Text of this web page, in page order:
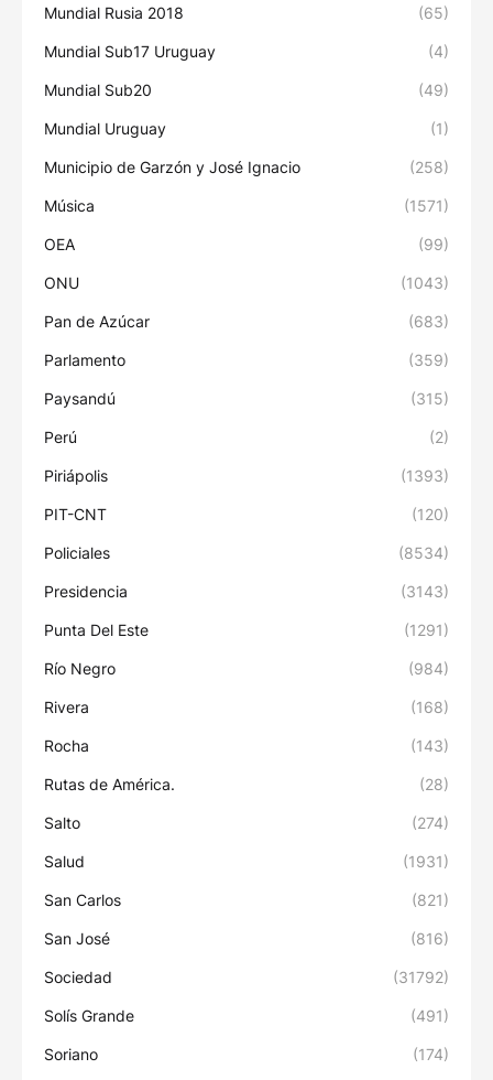
Mundial Rusia 2018 (65)
Mundial Sub17 Uruguay (4)
Mundial Sub20 (49)
Mundial Uruguay (1)
Municipio de Garzón y José Ignacio (258)
Música (1571)
OEA (99)
ONU (1043)
Pan de Azúcar (683)
Parlamento (359)
Paysandú (315)
Perú (2)
Piriápolis (1393)
PIT-CNT (120)
Policiales (8534)
Presidencia (3143)
Punta Del Este (1291)
Río Negro (984)
Rivera (168)
Rocha (143)
Rutas de América. (28)
Salto (274)
Salud (1931)
San Carlos (821)
San José (816)
Sociedad (31792)
Solís Grande (491)
Soriano (174)